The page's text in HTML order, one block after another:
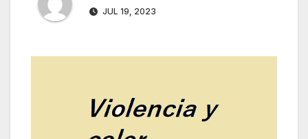
JUL 19, 2023